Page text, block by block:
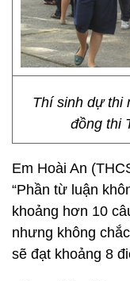
Thí sinh dự thi
đồng thi
Em Hoài An
“Phần từ luận
khoảng hơn 10
nhưng không
sẽ đạt khoảng 8